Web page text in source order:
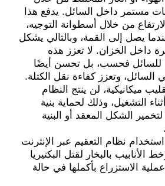
مستمر داخل السائل. يدفع هذا
من خلال أسطوانة التوجيه،
يصل إلى القمة، وبالتالي يشكل
داخل الخزان. لا تعزز هذه
للسائل فحسب، بل تحسن أيضًا
السائل، وتعزز كفاءة نقل الكتلة.
ميكانيكية، لن ينتج النظام
التشغيل، وذلك لحماية بنية
لتخمير الشكل المعقد أو البنية
نظام التعقيم عبر الإنترنت
الأنابيب بالبخار لقتل البكتيريا
الاستزراع بأكملها في حالة